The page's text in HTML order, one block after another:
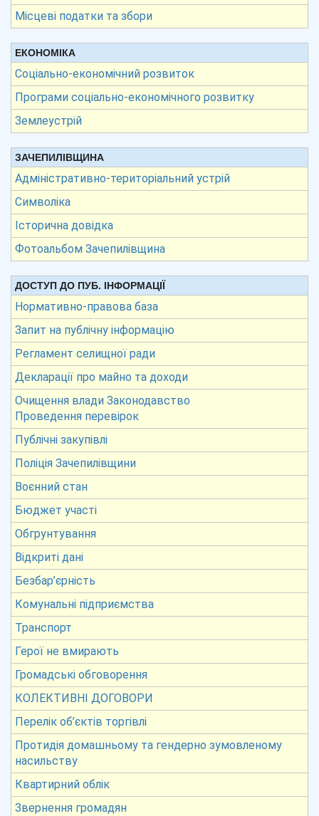
Місцеві податки та збори
ЕКОНОМІКА
Соціально-економічний розвиток
Програми соціально-економічного розвитку
Землеустрій
ЗАЧЕПИЛІВЩИНА
Адміністративно-територіальний устрій
Символіка
Історична довідка
Фотоальбом Зачепилівщина
ДОСТУП ДО ПУБ. ІНФОРМАЦІЇ
Нормативно-правова база
Запит на публічну інформацію
Регламент селищної ради
Декларації про майно та доходи
Очищення влади Законодавство
Проведення перевірок
Публічні закупівлі
Поліція Зачепилівщини
Воєнний стан
Бюджет участі
Обгрунтування
Відкриті дані
Безбар’єрність
Комунальні підприємства
Транспорт
Герої не вмирають
Громадські обговорення
КОЛЕКТИВНІ ДОГОВОРИ
Перелік об’єктів торгівлі
Протидія домашньому та гендерно зумовленому
насильству
Квартирний облік
Звернення громадян